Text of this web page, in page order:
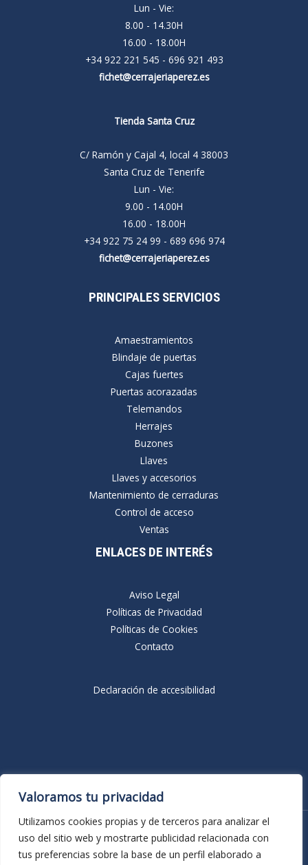
Valoramos tu privacidad
Utilizamos cookies propias y de terceros para analizar el
uso del sitio web y mostrarte publicidad relacionada con
tus preferencias sobre la base de un perfil elaborado a
Lun - Vie:
8.00 - 14.30H
16.00 - 18.00H
+34 922 221 545 - 696 921 493
fichet@cerrajeriaperez.es
Tienda Santa Cruz
C/ Ramón y Cajal 4, local 4 38003
Santa Cruz de Tenerife
Lun - Vie:
9.00 - 14.00H
16.00 - 18.00H
+34 922 75 24 99 - 689 696 974
fichet@cerrajeriaperez.es
PRINCIPALES SERVICIOS
Amaestramientos
Blindaje de puertas
Cajas fuertes
Puertas acorazadas
Telemandos
Herrajes
Buzones
Llaves
Llaves y accesorios
Mantenimiento de cerraduras
Control de acceso
Ventas
ENLACES DE INTERÉS
Aviso Legal
Políticas de Privacidad
Políticas de Cookies
Contacto
Declaración de accesibilidad
Cerrajería Pérez © 2026 Todos los derechos reservados.
INICIO
NOSOTROS